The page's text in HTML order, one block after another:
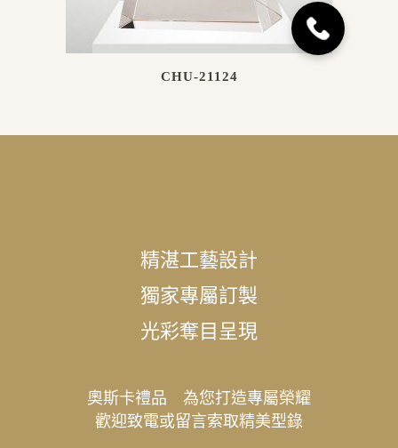
CHU-21124
精湛工藝設計
獨家專屬訂製
光彩奪目呈現
奧斯卡禮品 為您打造專屬榮耀
歡迎致電或留言索取精美型錄